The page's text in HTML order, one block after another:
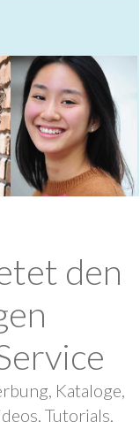
den
Kataloge,
Tutorials,